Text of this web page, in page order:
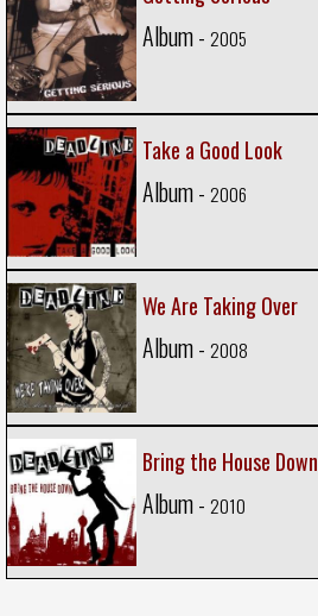
Album - 2005
Take a Good Look
Album - 2006
We Are Taking Over
Album - 2008
Bring the House Down
Album - 2010